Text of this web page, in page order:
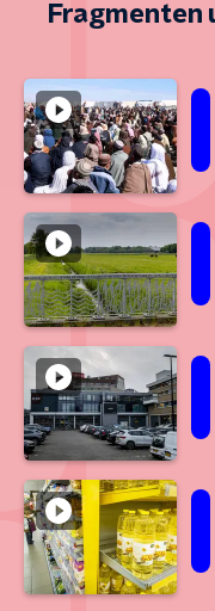
Fragmenten